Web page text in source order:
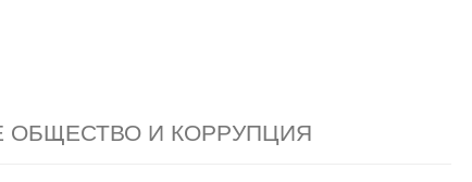
ОБЩЕСТВО И КОРРУПЦИЯ